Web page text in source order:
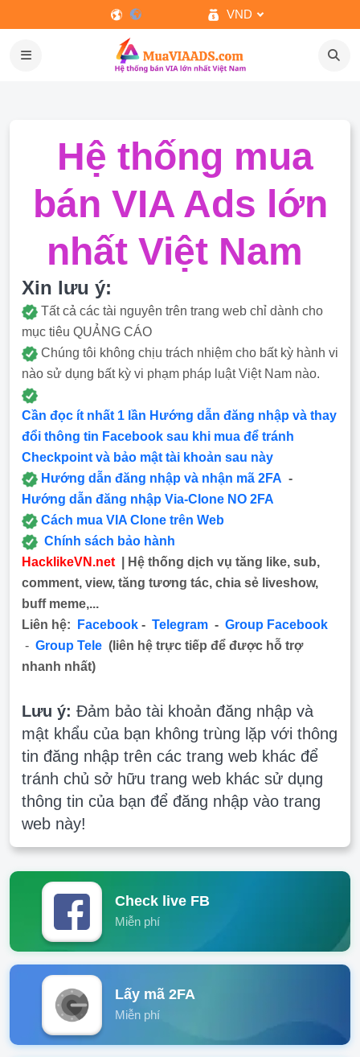
VND
Hệ thống mua
bán VIA Ads lớn
nhất Việt Nam
Xin lưu ý:
Tất cả các tài nguyên trên trang web chỉ dành cho
mục tiêu QUẢNG CÁO
Chúng tôi không chịu trách nhiệm cho bất kỳ hành vi
nào sử dụng bất kỳ vi phạm pháp luật Việt Nam nào.
Cần đọc ít nhất 1 lần Hướng dẫn đăng nhập và thay
đổi thông tin Facebook sau khi mua để tránh
Checkpoint và bảo mật tài khoản sau này
Hướng dẫn đăng nhập và nhận mã 2FA -
Hướng dẫn đăng nhập Via-Clone NO 2FA
Cách mua VIA Clone trên Web
Chính sách bảo hành
HacklikeVN.net | Hệ thống dịch vụ tăng like, sub,
comment, view, tăng tương tác, chia sẻ liveshow,
buff meme,...
Liên hệ:
Facebook - Telegram - Group Facebook
- Group Tele (liên hệ trực tiếp để được hỗ trợ
nhanh nhất)
Lưu ý: Đảm bảo tài khoản đăng nhập và
mật khẩu của bạn không trùng lặp với thông
tin đăng nhập trên các trang web khác để
tránh chủ sở hữu trang web khác sử dụng
thông tin của bạn để đăng nhập vào trang
web này!
Check live FB
Miễn phí
Lấy mã 2FA
Miễn phí